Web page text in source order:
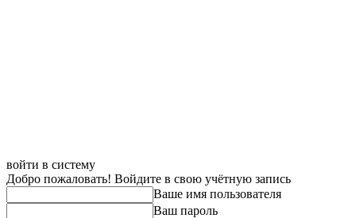
войти в систему
Добро пожаловать! Войдите в свою учётную запись
Ваше имя пользователя
Ваш пароль